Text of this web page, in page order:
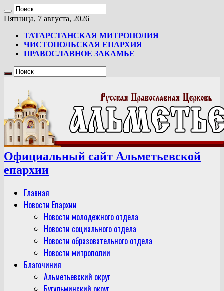
Пятница, 7 августа, 2026
ТАТАРСТАНСКАЯ МИТРОПОЛИЯ
ЧИСТОПОЛЬСКАЯ ЕПАРХИЯ
ПРАВОСЛАВНОЕ ЗАКАМЬЕ
Официальный сайт Альметьевской
епархии
Главная
Новости Епархии
Новости молодежного отдела
Новости социального отдела
Новости образовательного отдела
Новости митрополии
Благочиния
Альметьевский округ
Бугульминский округ